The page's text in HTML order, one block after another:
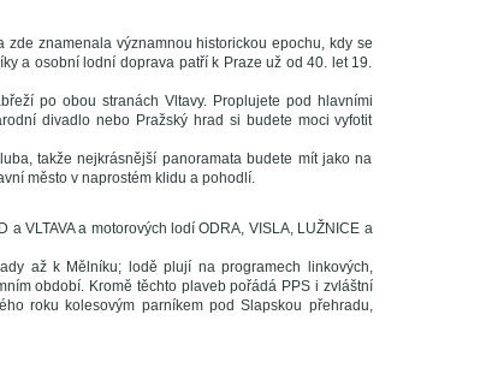
znamenala významnou historickou epochu, kdy se
a osobní lodní doprava patří k Praze už od 40. let 19.
po obou stranách Vltavy. Proplujete pod hlavními
divadlo nebo Pražský hrad si budete moci vyfotit
takže nejkrásnější panoramata budete mít jako na
město v naprostém klidu a pohodlí.
VLTAVA a motorových lodí ODRA, VISLA, LUŽNICE a
až k Mělníku; lodě plují na programech linkových,
období. Kromě těchto plaveb pořádá PPS i zvláštní
roku kolesovým parníkem pod Slapskou přehradu,